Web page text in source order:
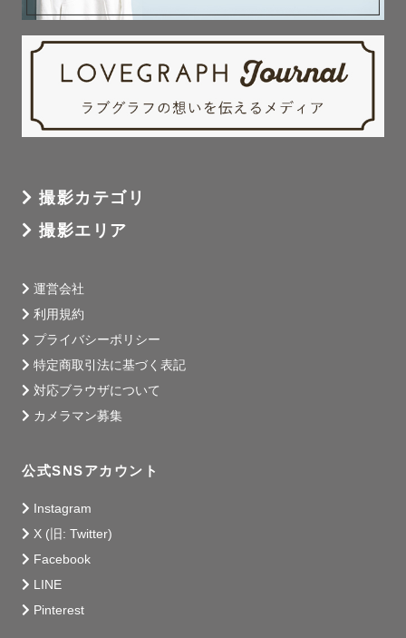
撮影カテゴリ
撮影エリア
運営会社
利用規約
プライバシーポリシー
特定商取引法に基づく表記
対応ブラウザについて
カメラマン募集
公式SNSアカウント
Instagram
X (旧: Twitter)
Facebook
LINE
Pinterest